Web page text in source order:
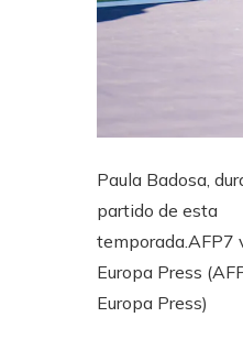
Paula Badosa,
partido de esta
temporada.AFP7
Europa Press
Europa Press)